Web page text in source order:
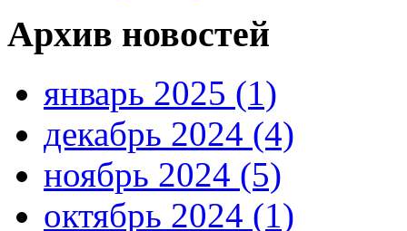
Архив новостей
январь 2025 (1)
декабрь 2024 (4)
ноябрь 2024 (5)
октябрь 2024 (1)